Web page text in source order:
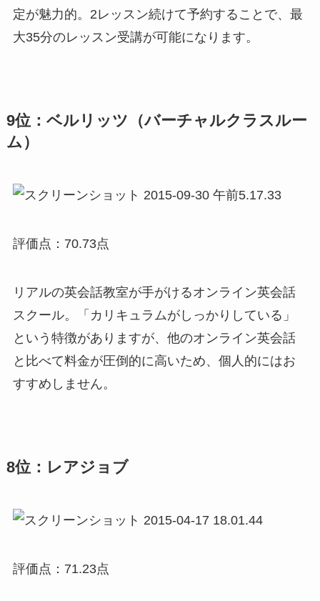
定が魅力的。2レッスン続けて予約することで、最
大35分のレッスン受講が可能になります。
9位：ベルリッツ（バーチャルクラスルー
ム）
評価点：70.73点
リアルの英会話教室が手がけるオンライン英会話
スクール。「カリキュラムがしっかりしている」
という特徴がありますが、他のオンライン英会話
と比べて料金が圧倒的に高いため、個人的にはお
すすめしません。
8位：レアジョブ
評価点：71.23点